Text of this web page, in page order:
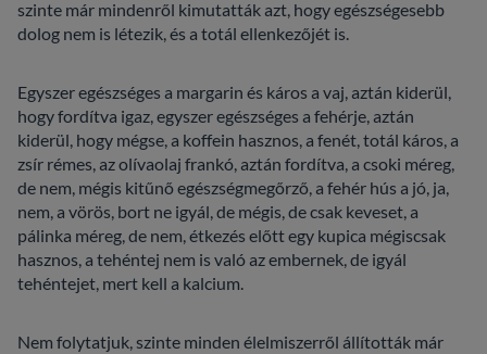
szinte már mindenről kimutatták azt, hogy egészségesebb
dolog nem is létezik, és a totál ellenkezőjét is.
Egyszer egészséges a margarin és káros a vaj, aztán kiderül,
hogy fordítva igaz, egyszer egészséges a fehérje, aztán
kiderül, hogy mégse, a koffein hasznos, a fenét, totál káros, a
zsír rémes, az olívaolaj frankó, aztán fordítva, a csoki méreg,
de nem, mégis kitűnő egészségmegőrző, a fehér hús a jó, ja,
nem, a vörös, bort ne igyál, de mégis, de csak keveset, a
pálinka méreg, de nem, étkezés előtt egy kupica mégiscsak
hasznos, a tehéntej nem is való az embernek, de igyál
tehéntejet, mert kell a kalcium.
Nem folytatjuk, szinte minden élelmiszerről állították már